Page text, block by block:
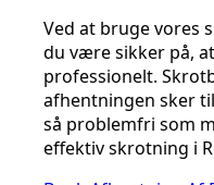
Ved at bruge vores
du være sikker på,
professionelt.
afhentningen sker
så problemfri som
effektiv skrotning i